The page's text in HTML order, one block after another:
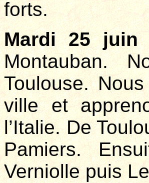
forts.
Mardi 25 juin:
Montauban.
Toulouse.
ville et
l’Italie. De
Pamiers.
Verniolle puis